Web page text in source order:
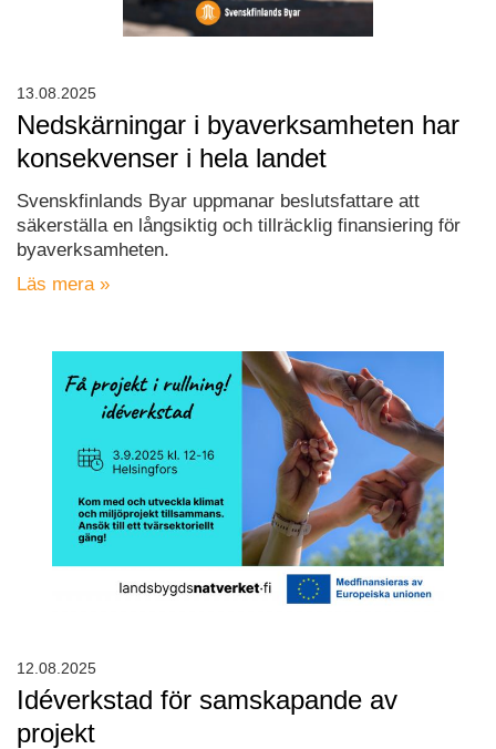
Nedskärningar i byaverksamheten har
konsekvenser i hela landet
Svenskfinlands Byar uppmanar beslutsfattare att
säkerställa en långsiktig och tillräcklig finansiering för
byaverksamheten.
Läs mera »
13.08.2025
Idéverkstad för samskapande av
projekt
12.08.2025